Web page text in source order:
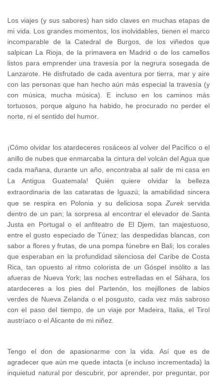
Los viajes (y sus sabores) han sido claves en muchas etapas de
mi vida. Los grandes momentos, los inolvidables, tienen el marco
incomparable de la Catedral de Burgos, de los viñedos que
salpican La Rioja, de la primavera en Madrid o de los camellos
listos para emprender una travesía por la negrura sosegada de
Lanzarote. He disfrutado de cada aventura por tierra, mar y aire
con las personas que han hecho aún más especial la travesía (y
con música, mucha música). E incluso en los caminos más
tortuosos, porque alguno ha habido, he procurado no perder el
norte, ni el sentido del humor.
¡Cómo olvidar los atardeceres rosáceos al volver del Pacífico o el
anillo de nubes que enmarcaba la cintura del volcán del Agua que
cada mañana, durante un año, encontraba al salir de mi casa en
La Antigua Guatemala! Quién quiere olvidar la belleza
extraordinaria de las cataratas de Iguazú; la amabilidad sincera
que se respira en Polonia y su deliciosa sopaZurekservida
dentro de un pan; la sorpresa al encontrar el elevador de Santa
Justa en Portugal o el anfiteatro de El Djem, tan majestuoso,
entre el gusto especiado de Túnez; las despedidas blancas, con
sabor a flores y frutas, de una pompa fúnebre en Bali; los corales
que esperaban en la profundidad silenciosa del Caribe de Costa
Rica, tan opuesto al ritmo colorista de un Góspel insólito a las
afueras de Nueva York; las noches estrelladas en el Sáhara, los
atardeceres a los pies del Partenón, los mejillones de labios
verdes de Nueva Zelanda o el posgusto, cada vez más sabroso
con el paso del tiempo, de un viaje por Madeira, Italia, el Tirol
austríaco o el Alicante de mi niñez.
Tengo el don de apasionarme con la vida. Así que es de
agradecer que aún me quede intacta (e incluso incrementada) la
inquietud natural por descubrir, por aprender, por preguntar, por